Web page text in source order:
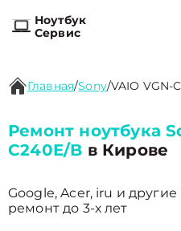
Ноутбук
Сервис
Главная/Sony/VAIO VGN-
Ремонт ноутбука
C240E/B в Кирове
Google, Acer, iru и
ремонт до 3-х лет